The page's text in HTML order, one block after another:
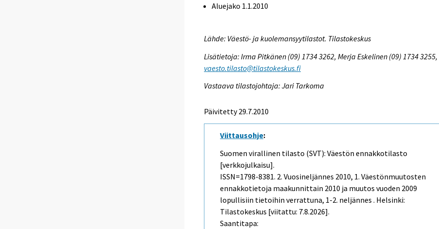
Aluejako 1.1.2010
Lähde: Väestö- ja kuolemansyytilastot. Tilastokeskus
Lisätietoja: Irma Pitkänen (09) 1734 3262, Merja Eskelinen (09) 1734 3255,
vaesto.tilasto@tilastokeskus.fi
Vastaava tilastojohtaja: Jari Tarkoma
Päivitetty 29.7.2010
Viittausohje:
Suomen virallinen tilasto (SVT): Väestön ennakkotilasto
[verkkojulkaisu].
ISSN=1798-8381. 2. Vuosineljännes 2010, 1. Väestönmuutosten
ennakkotietoja maakunnittain 2010 ja muutos vuoden 2009
lopullisiin tietoihin verrattuna, 1-2. neljännes . Helsinki:
Tilastokeskus [viitattu: 7.8.2026].
Saantitapa: